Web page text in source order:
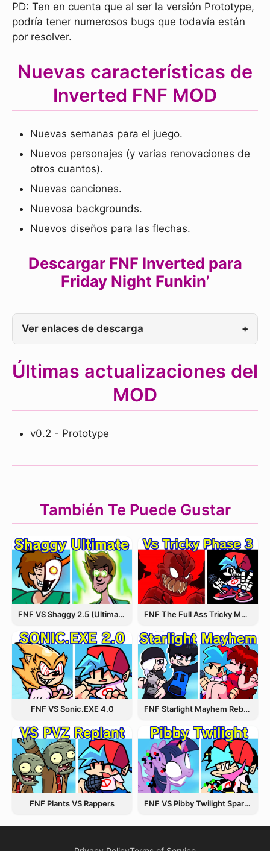
PD: Ten en cuenta que al ser la versión Prototype,
podría tener numerosos bugs que todavía están
por resolver.
Nuevas características de
Inverted FNF MOD
Nuevas semanas para el juego.
Nuevos personajes (y varias renovaciones de
otros cuantos).
Nuevas canciones.
Nuevosa backgrounds.
Nuevos diseños para las flechas.
Descargar FNF Inverted para
Friday Night Funkin’
Ver enlaces de descarga +
Últimas actualizaciones del
MOD
v0.2 - Prototype
También Te Puede Gustar
FNF VS Shaggy 2.5 (Ultimate Update) FNF The Full Ass Tricky MOD
FNF VS Sonic.EXE 4.0 FNF Starlight Mayhem Rebooted
FNF Plants VS Rappers FNF VS Pibby Twilight Sparkle